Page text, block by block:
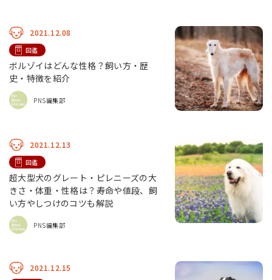
2021.12.08
図鑑
ボルゾイはどんな性格？飼い方・歴
史・特徴を紹介
PNS編集部
2021.12.13
図鑑
超大型犬のグレート・ピレニーズの大
きさ・体重・性格は？寿命や値段、飼
い方やしつけのコツも解説
PNS編集部
2021.12.15